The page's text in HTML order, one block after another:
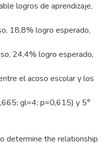
logros de aprendizaje,
18,8% logro esperado,
24,4% logro esperado,
el acoso escolar y los
gl=4; p=0,615) y 5°
determine the relationship